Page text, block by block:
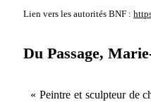
Lien vers les autorités BNF :
Du Passage,
« Peintre et sculpteur de